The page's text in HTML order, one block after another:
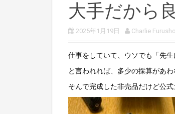
大手だから
2025年1月19日 Charlie Furusho
仕事をしていて、ウソでも「先
と言われれば、多少の採算があ
そんで完成した非売品だけど公